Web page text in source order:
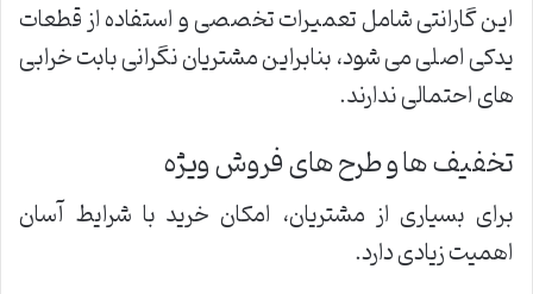
این گارانتی شامل تعمیرات تخصصی و استفاده از قطعات
یدکی اصلی می شود، بنابراین مشتریان نگرانی بابت خرابی
های احتمالی ندارند.
تخفیف ها و طرح های فروش ویژه
برای بسیاری از مشتریان، امکان خرید با شرایط آسان
اهمیت زیادی دارد.